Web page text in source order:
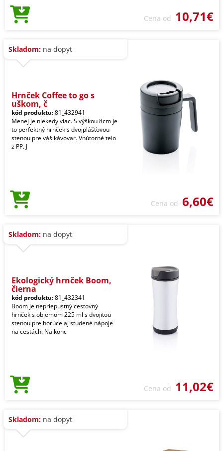
Cena od 10,71€
Skladom: na dopyt
Hrnček Coffee to go s
uškom, č
kód produktu:81_432941
Menej je niekedy viac. S výškou 8cm je
to perfektný hrnček s dvojplášťovou
stenou pre váš kávovar. Vnútorné telo
z PP. J
Cena od 6,60€
Skladom: na dopyt
Ekologický hrnček Boom,
čierna
kód produktu:81_432341
Boom je nepriepustný cestovný
hrnček s objemom 225 ml s dvojitou
stenou pre horúce aj studené nápoje
na cestách. Na konc
Cena od 11,02€
Skladom: na dopyt